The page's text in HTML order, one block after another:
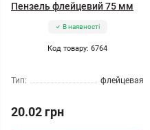
Пензель флейцевий 75 мм
В наявності
Код товару: 6764
Тип: флейцевая
20.02 грн